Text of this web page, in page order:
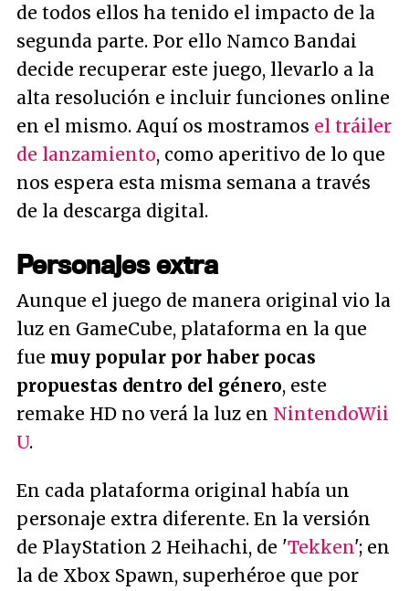
de todos ellos ha tenido el impacto de la
segunda parte. Por ello Namco Bandai
decide recuperar este juego, llevarlo a la
alta resolución e incluir funciones online
en el mismo. Aquí os mostramos el tráiler
de lanzamiento, como aperitivo de lo que
nos espera esta misma semana a través
de la descarga digital.
Personajes extra
Aunque el juego de manera original vio la
luz en GameCube, plataforma en la que
fue muy popular por haber pocas
propuestas dentro del género, este
remake HD no verá la luz en NintendoWii
U.
En cada plataforma original había un
personaje extra diferente. En la versión
de PlayStation 2 Heihachi, de 'Tekken'; en
la de Xbox Spawn, superhéroe que por